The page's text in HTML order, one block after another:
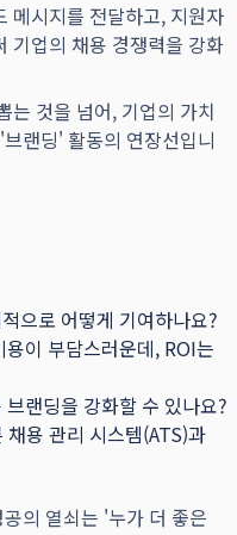
메시지를 전달하고, 지원자
기업의 채용 경쟁력을 강화
는 것을 넘어, 기업의 가치
랜딩' 활동의 연장선입니
으로 어떻게 기여하나요?
이 부담스러운데, ROI는
랜딩을 강화할 수 있나요?
용 관리 시스템(ATS)과
의 열쇠는 '누가 더 좋은